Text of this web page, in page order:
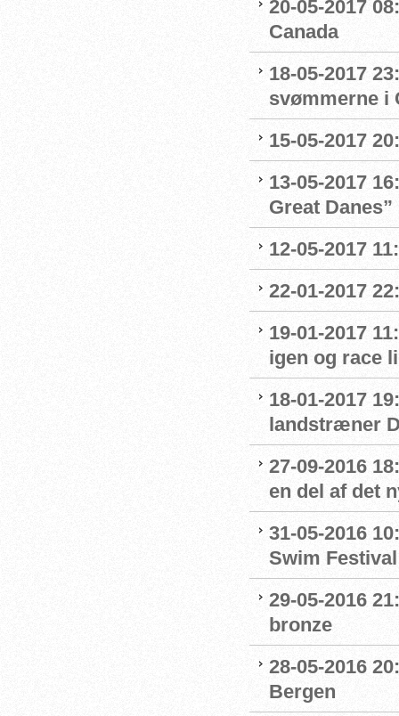
20-05-2017
Canada
18-05-2017
svømmerne i
15-05-2017
13-05-2017
Great Danes”
12-05-2017
22-01-2017
19-01-2017
igen og race
18-01-2017
landstræner
27-09-2016
en del af det
31-05-2016
Swim Festival
29-05-2016
bronze
28-05-2016
Bergen